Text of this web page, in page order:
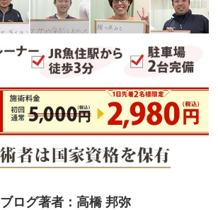
ブログ著者：高橋 邦弥